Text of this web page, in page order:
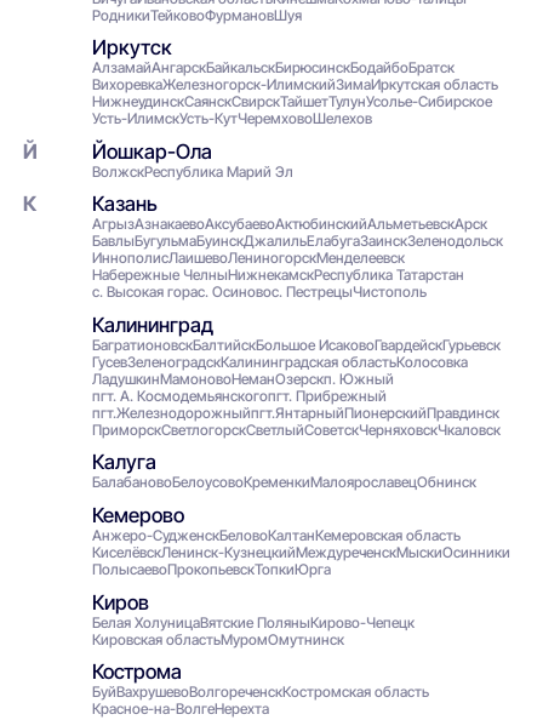
РодникиТейковоФурмановШуя
Иркутск
АлзамайАнгарскБайкальскБирюсинскБодайбоБратск
ВихоревкаЖелезногорск-ИлимскийЗимаИркутская область
НижнеудинскСаянскСвирскТайшетТулунУсолье-Сибирское
Усть-ИлимскУсть-КутЧеремховоШелехов
Йошкар-Ола
ВолжскРеспублика Марий Эл
Казань
АгрызАзнакаевоАксубаевоАктюбинскийАльметьевскАрск
БавлыБугульмаБуинскДжалильЕлабугаЗаинскЗеленодольск
ИннополисЛаишевоЛениногорскМенделеевск
Набережные ЧелныНижнекамскРеспублика Татарстан
с. Высокая горас. Осиновос. ПестрецыЧистополь
Калининград
БагратионовскБалтийскБольшое ИсаковоГвардейскГурьевск
ГусевЗеленоградскКалининградская областьКолосовка
ЛадушкинМамоновоНеманОзерскп. Южный
пгт. А. Космодемьянскогопгт. Прибрежный
пгт.Железнодорожныйпгт.ЯнтарныйПионерскийПравдинск
ПриморскСветлогорскСветлыйСоветскЧерняховскЧкаловск
Калуга
БалабановоБелоусовоКременкиМалоярославецОбнинск
Кемерово
Анжеро-СудженскБеловоКалтанКемеровская область
КиселёвскЛенинск-КузнецкийМеждуреченскМыскиОсинники
ПолысаевоПрокопьевскТопкиЮрга
Киров
Белая ХолуницаВятские ПоляныКирово-Чепецк
Кировская областьМуромОмутнинск
Кострома
БуйВахрушевоВолгореченскКостромская область
Красное-на-ВолгеНерехта